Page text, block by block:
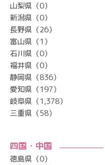
山梨県（0）
新潟県（0）
長野県（26）
富山県（1）
石川県（0）
福井県（0）
静岡県（836）
愛知県（197）
岐阜県（1,378）
三重県（58）
四国・中国
徳島県（0）